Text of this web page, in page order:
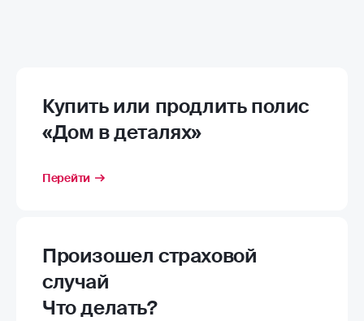
Купить или продлить полис
«Дом в деталях»
Перейти
Произошел страховой
случай
Что делать?